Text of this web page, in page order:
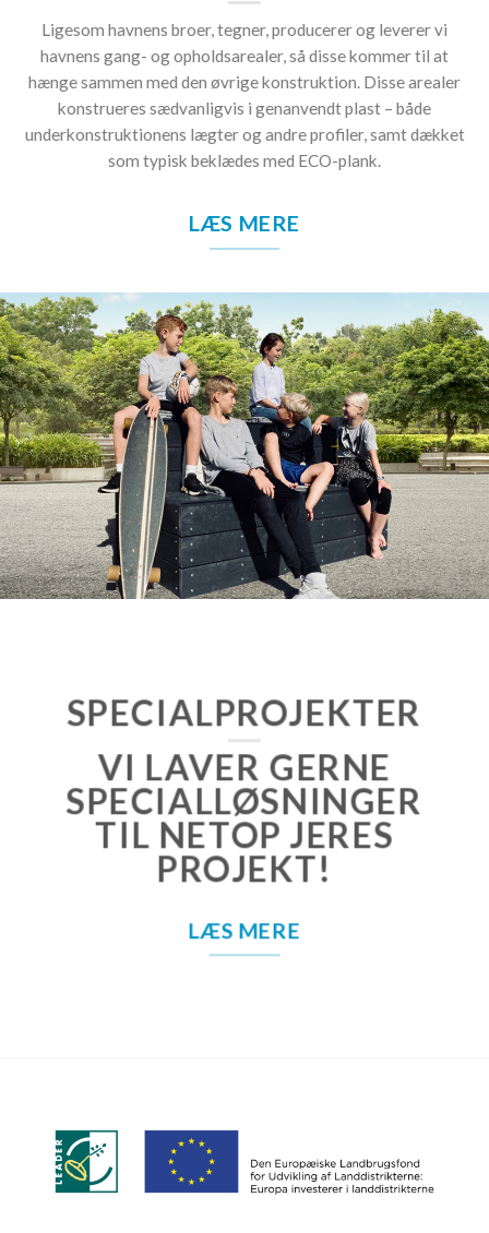
Ligesom havnens broer, tegner, producerer og leverer vi
havnens gang- og opholdsarealer, så disse kommer til at
hænge sammen med den øvrige konstruktion. Disse arealer
konstrueres sædvanligvis i genanvendt plast – både
underkonstruktionens lægter og andre profiler, samt dækket
som typisk beklædes med ECO-plank.
LÆS MERE
SPECIALPROJEKTER
VI LAVER GERNE
SPECIALLØSNINGER
TIL NETOP JERES
PROJEKT!
LÆS MERE